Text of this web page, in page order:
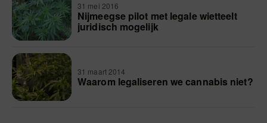
31 mei 2016
Nijmeegse pilot met legale wietteelt
juridisch mogelijk
31 maart 2014
Waarom legaliseren we cannabis niet?